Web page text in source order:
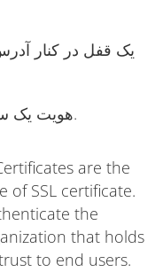
یک قفل در کنار
هویت یک سازمان را تأیید می کند.
are the
of SSL certificate.
the
that holds
to end users.